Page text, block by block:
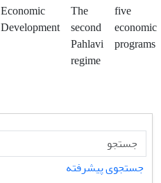
Economic
Development
The
second
Pahlavi
regime
five
economic
programs
جستجوی پیشرفته